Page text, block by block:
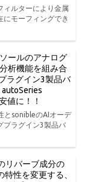
ィルターにより金属
にモーフィングでき
ールのアナログ
析機能を組み合
ラグイン3製品バ
autoSeries
値に！！
とsonibleのAIオーデ
プラグイン3製品バ
リバーブ成分の
性を変更する、